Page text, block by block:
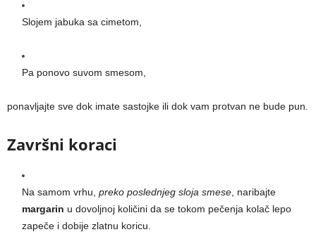
Slojem jabuka sa cimetom,
Pa ponovo suvom smesom,
ponavljajte sve dok imate sastojke ili dok vam protvan ne bude pun.
Završni koraci
Na samom vrhu, preko poslednjeg sloja smese , naribajte
margarin u dovoljnoj količini da se tokom pečenja kolač lepo
zapeče i dobije zlatnu koricu.